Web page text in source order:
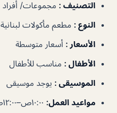
التصنيف : مجموعات/ أفراد
النوع : مطعم مأكولات لبنانية
الأسعار : أسعار متوسطة
الأطفال : مناسب للأطفال
الموسيقى : يوجد موسيقى
مواعيد العمل: